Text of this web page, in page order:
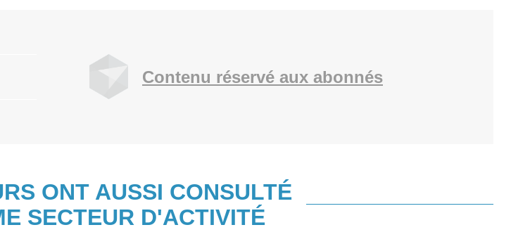
Contenu réservé aux abonnés
ONT AUSSI CONSULTÉ
SECTEUR D'ACTIVITÉ